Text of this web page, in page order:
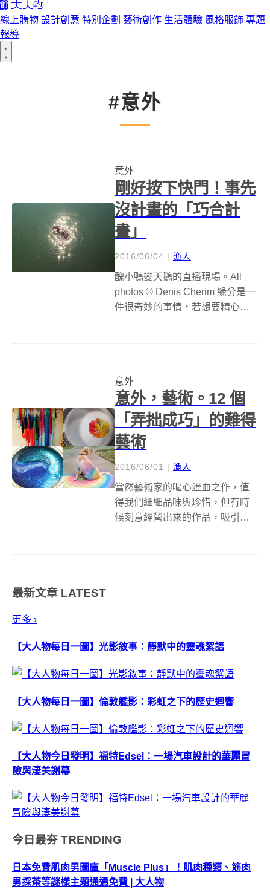
線上購物 設計創意 特別企劃 藝術創作 生活體驗 風格服飾 專題
報導
#意外
意外
剛好按下快門！事先
沒計畫的「巧合計
畫」
2016/06/04 | 漁人
醜小鴨變天鵝的直播現場。All
photos © Denis Cherim 緣分是一
件很奇妙的事情，若想要精心策
的多更多，而攝影或...
意外
意外，藝術。12 個
「弄拙成巧」的難得
藝術
2016/06/01 | 漁人
當然藝術家的嘔心瀝血之作，值
得我們細細品味與珍惜，但有時
候刻意經營出來的作品，吸引力
最新文章 LATEST
更多 ›
【大人物每日一圖】光影敘事：靜默中的靈魂絮語
【大人物每日一圖】倫敦艦影：彩虹之下的歷史迴響
【大人物今日發明】福特Edsel：一場汽車設計的華麗冒
險與淒美謝幕
今日最夯 TRENDING
日本免費肌肉男圖庫「Muscle Plus」！肌肉種類、筋肉
男採茶等謎樣主題通通免費 | 大人物